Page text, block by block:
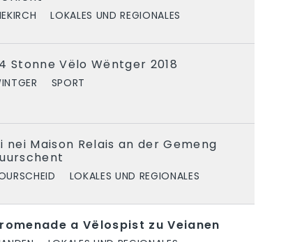
LOKALES UND REGIONALES
Stonne Vëlo Wëntger 2018
SPORT
nei Maison Relais an der Gemeng
LOKALES UND REGIONALES
a Vëlospist zu Veianen